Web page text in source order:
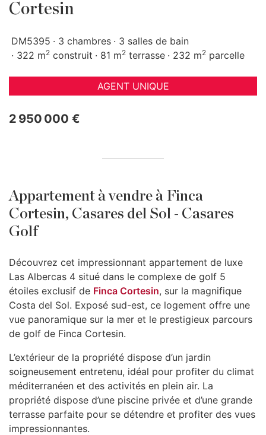
Cortesin
DM5395 3 chambres
3 salles de bain
322 m2 construit 81 m2 terrasse 232 m2 parcelle
AGENT UNIQUE
2 950 000 €
Appartement à vendre à Finca
Cortesin, Casares del Sol - Casares
Golf
Découvrez cet impressionnant appartement de luxe
Las Albercas 4 situé dans le complexe de golf 5
étoiles exclusif de Finca Cortesin, sur la magnifique
Costa del Sol. Exposé sud-est, ce logement offre une
vue panoramique sur la mer et le prestigieux parcours
de golf de Finca Cortesin.
L’extérieur de la propriété dispose d’un jardin
soigneusement entretenu, idéal pour profiter du climat
méditerranéen et des activités en plein air. La
propriété dispose d’une piscine privée et d’une grande
terrasse parfaite pour se détendre et profiter des vues
impressionnantes.